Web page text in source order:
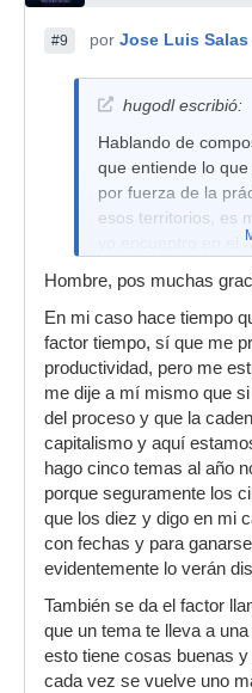
#9 por Jose Luis Salas
hugodl escribió:
Hablando de
que entiende lo
por fuerza de la
esos territorios, es
yo encuentro en el
Hombre, pos muchas
En mi caso hace tiempo
factor tiempo, sí que me
productividad, pero me
me dije a mí mismo que
del proceso y que la
capitalismo y aquí
hago cinco temas al año
porque seguramente los
que los diez y digo en mi
con fechas y para
evidentemente lo verán
También se da el factor
que un tema te lleva a
esto tiene cosas buenas
cada vez se vuelve uno